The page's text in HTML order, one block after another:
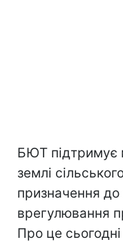
БЮТ підтримує
землі
призначення
врегулювання
Про це сьогодні